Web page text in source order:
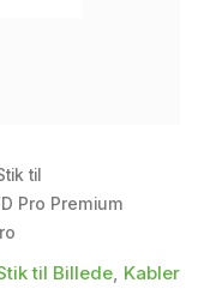
til
Pro Premium
til Billede Kabler